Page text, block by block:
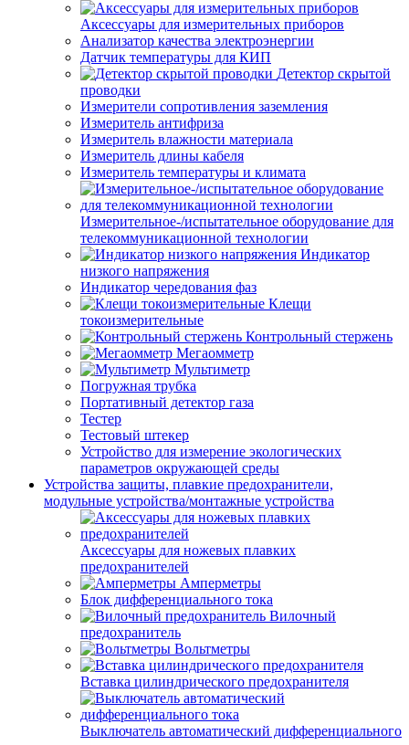
Аксессуары для измерительных приборов
Анализатор качества электроэнергии
Датчик температуры для КИП
Детектор скрытой
проводки
Измерители сопротивления заземления
Измеритель антифриза
Измеритель влажности материала
Измеритель длины кабеля
Измеритель температуры и климата
Измерительное-/испытательное оборудование для
телекоммуникационной технологии
Индикатор
низкого напряжения
Индикатор чередования фаз
Клещи
токоизмерительные
Контрольный стержень
Мегаомметр
Мультиметр
Погружная трубка
Портативный детектор газа
Тестер
Тестовый штекер
Устройство для измерение экологических
параметров окружающей среды
Устройства защиты, плавкие предохранители,
модульные устройства/монтажные устройства
Аксессуары для ножевых плавких
предохранителей
Амперметры
Блок дифференциального тока
Вилочный
предохранитель
Вольтметры
Вставка цилиндрического предохранителя
Выключатель автоматический дифференциального